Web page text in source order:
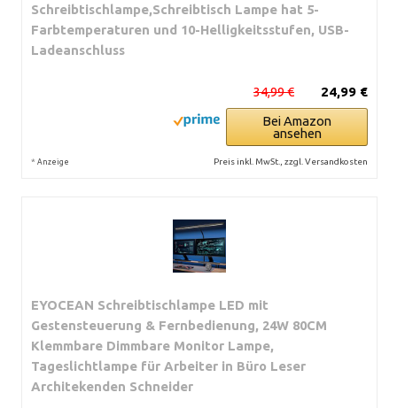
Schreibtischlampe,Schreibtisch Lampe hat 5-
Farbtemperaturen und 10-Helligkeitsstufen, USB-
Ladeanschluss
24,99 €
34,99 €
Bei Amazon
ansehen
* Anzeige Preis inkl. MwSt., zzgl. Versandkosten
EYOCEAN Schreibtischlampe LED mit
Gestensteuerung & Fernbedienung, 24W 80CM
Klemmbare Dimmbare Monitor Lampe,
Tageslichtlampe für Arbeiter in Büro Leser
Architekenden Schneider